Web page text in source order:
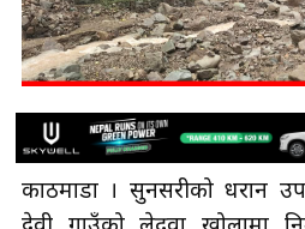
काठमाडौँ । सुनसरीको धरान